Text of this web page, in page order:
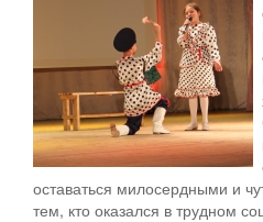
оставаться мило­сердными и
тем, кто оказался в трудном